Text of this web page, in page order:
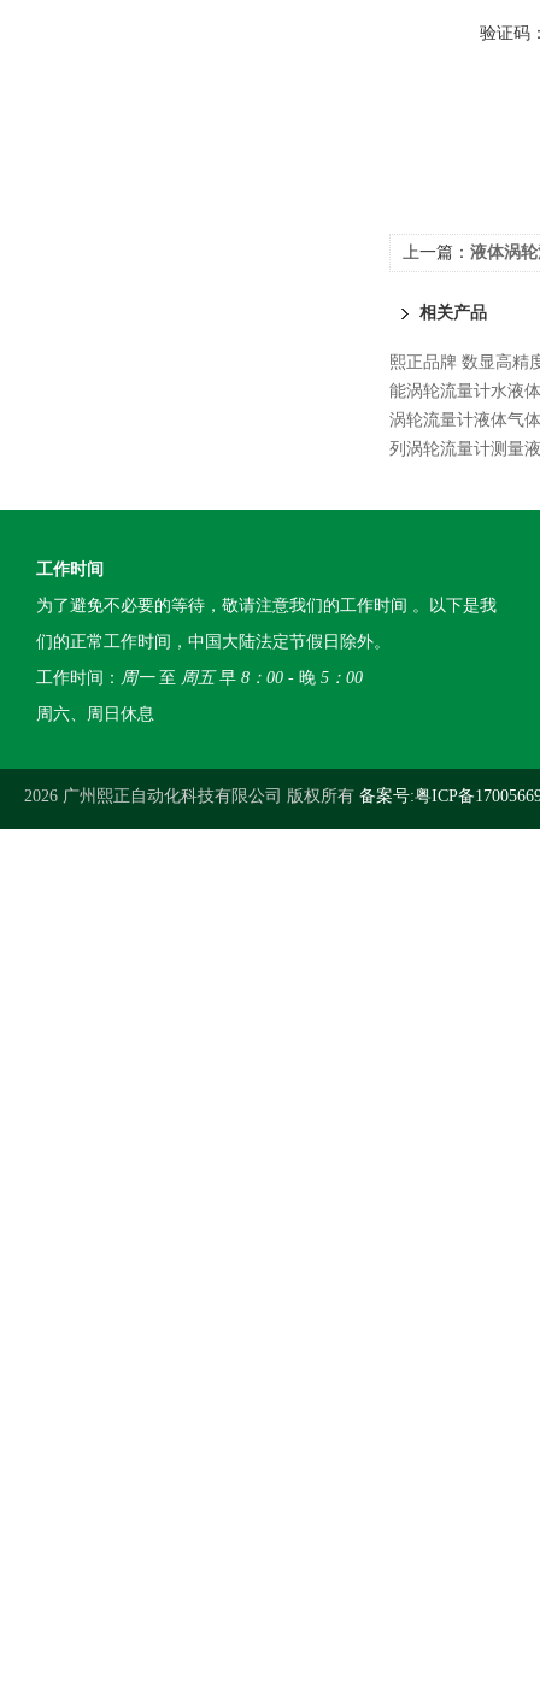
验证码
上一篇： 液体涡
相关产品
熙正品牌 数显高精
能涡轮流量计水液
涡轮流量计液体气
列涡轮流量计测量
工作时间
为了避免不必要的等待，敬请注意我们的工作时间 。以下是我
们的正常工作时间，中国大陆法定节假日除外。
工作时间： 周一至 周五早 8：00 - 晚 5：00
周六、周日休息
2026 广州熙正自动化科技有限公司 版权所有 备案号:粤ICP备